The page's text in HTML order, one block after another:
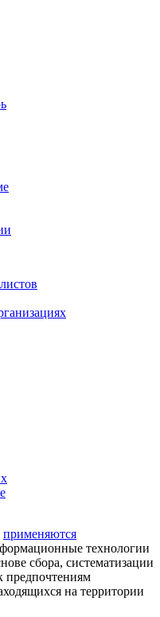
применяются
технологии
сбора, систематизации
предпочтениям
на территории